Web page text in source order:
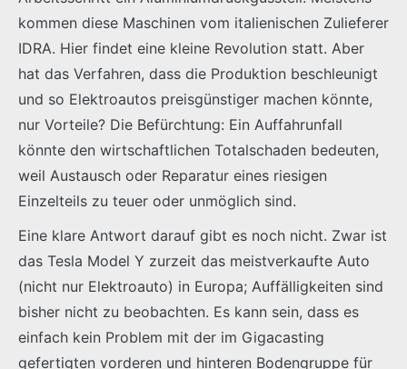
kommen diese Maschinen vom italienischen Zulieferer
IDRA. Hier findet eine kleine Revolution statt. Aber
hat das Verfahren, dass die Produktion beschleunigt
und so Elektroautos preisgünstiger machen könnte,
nur Vorteile? Die Befürchtung: Ein Auffahrunfall
könnte den wirtschaftlichen Totalschaden bedeuten,
weil Austausch oder Reparatur eines riesigen
Einzelteils zu teuer oder unmöglich sind.
Eine klare Antwort darauf gibt es noch nicht. Zwar ist
das Tesla Model Y zurzeit das meistverkaufte Auto
(nicht nur Elektroauto) in Europa; Auffälligkeiten sind
bisher nicht zu beobachten. Es kann sein, dass es
einfach kein Problem mit der im Gigacasting
gefertigten vorderen und hinteren Bodengruppe für